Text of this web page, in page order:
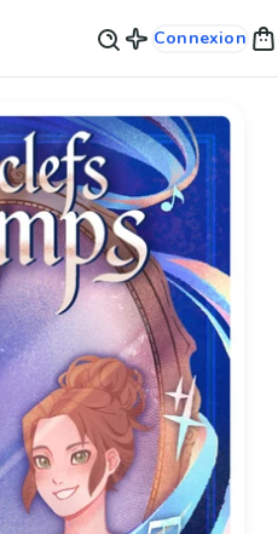
Connexion